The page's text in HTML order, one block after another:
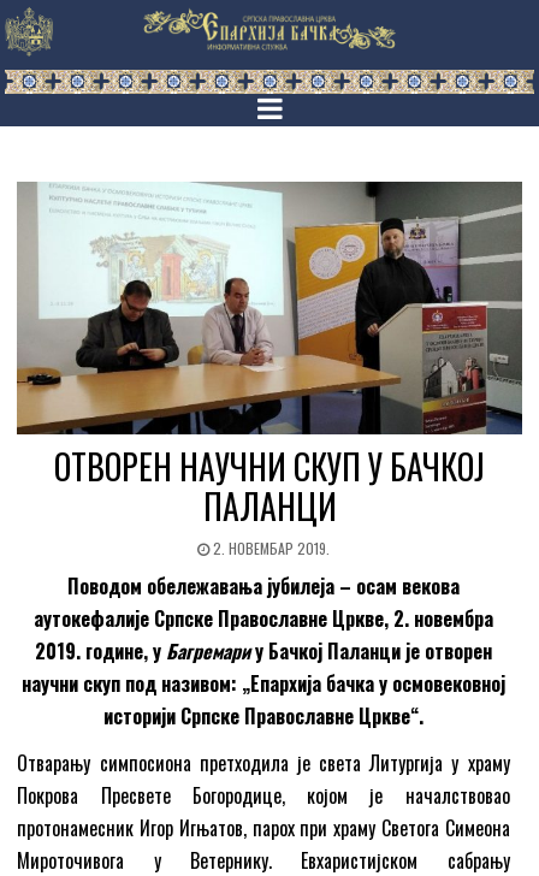
ОТВОРЕН НАУЧНИ СКУП У БАЧКОЈ
ПАЛАНЦИ
2. НОВЕМБАР 2019.
Поводом обележавања јубилеја – осам векова
аутокефалије Српске Православне Цркве, 2. новембра
2019. године, у Багремариу Бачкој Паланци је отворен
научни скуп под називом: „Епархија бачка у осмовековној
историји Српске Православне Цркве“.
Отварању симпосиона претходила је света Литургија у храму
Покрова Пресвете Богородице, којом је началствовао
протонамесник Игор Игњатов, парох при храму Светога Симеона
Мироточивога у Ветернику. Евхаристијском сабрању